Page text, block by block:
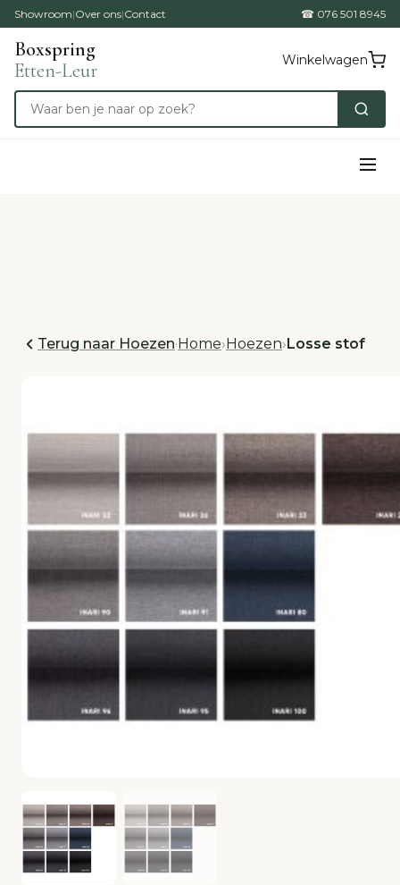
Showroom|Over ons|Contact ☎ 076 501 8945
Boxspring
Etten-Leur
Winkelwagen
Terug naar Hoezen·Home›Hoezen›Losse stof